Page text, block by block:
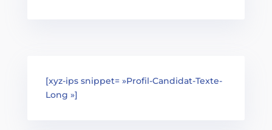
[xyz-ips snippet= »Profil-Candidat-Texte-
Long »]